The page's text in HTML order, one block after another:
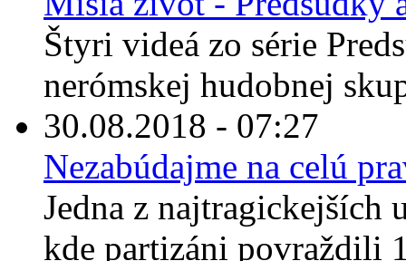
Štyri videá zo série
nerómskej hudobnej
30.08.2018 - 07:27
Nezabúdajme na celú
Jedna z najtragickejších
kde partizáni povraždili